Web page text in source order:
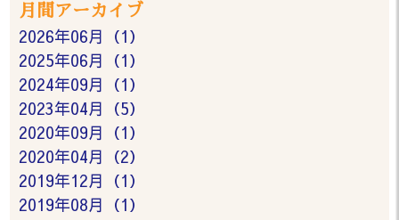
月間アーカイブ
2026年06月（1）
2025年06月（1）
2024年09月（1）
2023年04月（5）
2020年09月（1）
2020年04月（2）
2019年12月（1）
2019年08月（1）